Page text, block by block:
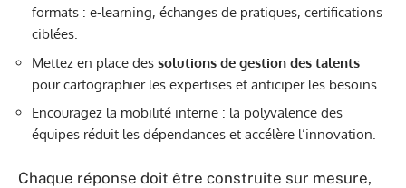
formats : e-learning, échanges de pratiques, certifications
ciblées.
Mettez en place des solutions de gestion des talents
pour cartographier les expertises et anticiper les besoins.
Encouragez la mobilité interne : la polyvalence des
équipes réduit les dépendances et accélère l’innovation.
Chaque réponse doit être construite sur mesure,